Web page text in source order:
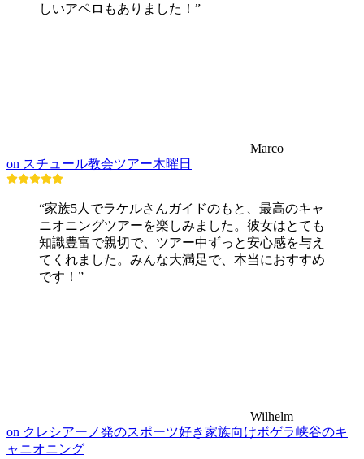
しいアペロもありました！”
Marco
on スチュール教会ツアー木曜日
“家族5人でラケルさんガイドのもと、最高のキャ
ニオニングツアーを楽しみました。彼女はとても
知識豊富で親切で、ツアー中ずっと安心感を与え
てくれました。みんな大満足で、本当におすすめ
です！”
Wilhelm
on クレシアーノ発のスポーツ好き家族向けボゲラ峡谷のキ
ャニオニング